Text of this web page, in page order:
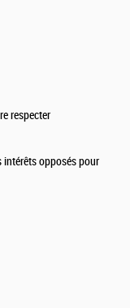
respecter
intérêts opposés pour